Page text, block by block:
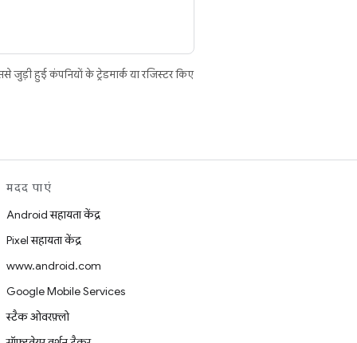
हुई कंपनियों के ट्रेडमार्क या रजिस्टर किए
मदद पाएं
Android सहायता केंद्र
Pixel सहायता केंद्र
www.android.com
Google Mobile Services
स्टैक ओवरफ़्लो